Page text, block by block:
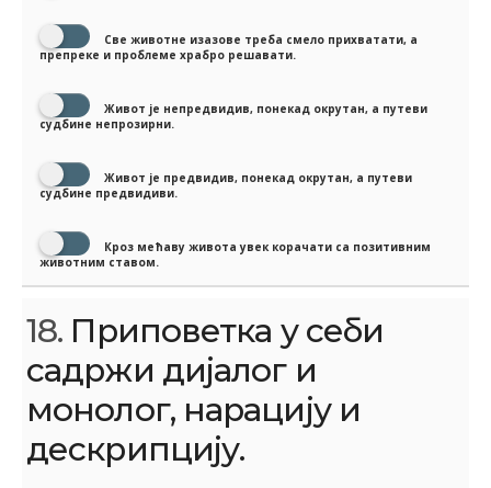
Све животне изазове треба смело прихватати, а
препреке и проблеме храбро решавати.
Живот је непредвидив, понекад окрутан, а путеви
судбине непрозирни.
Живот је предвидив, понекад окрутан, а путеви
судбине предвидиви.
Кроз мећаву живота увек корачати са позитивним
животним ставом.
18. Приповетка у себи
садржи дијалог и
монолог, нарацију и
дескрипцију.